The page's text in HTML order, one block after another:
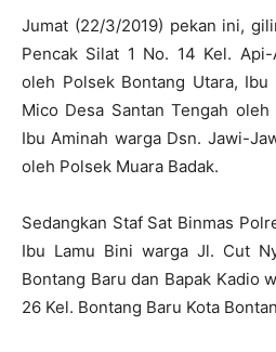
Jumat (22/3/2019) pekan ini,
Pencak Silat 1 No. 14 Kel.
oleh Polsek Bontang Utara,
Mico Desa Santan Tengah
Ibu Aminah warga Dsn. Jawi-
oleh Polsek Muara Badak.
Sedangkan Staf Sat Binmas
Ibu Lamu Bini warga Jl. Cut
Bontang Baru dan Bapak Kadio
26 Kel. Bontang Baru Kota